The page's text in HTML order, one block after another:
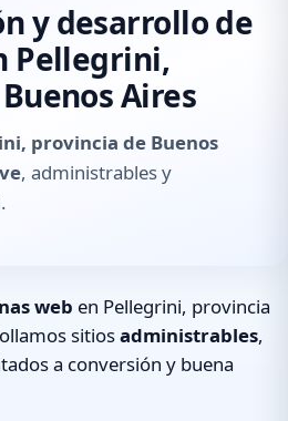
y desarrollo de
Pellegrini,
Aires
provincia de Buenos
, administrables y
web en Pellegrini, provincia
sitiosadministrables,
a conversión y buena